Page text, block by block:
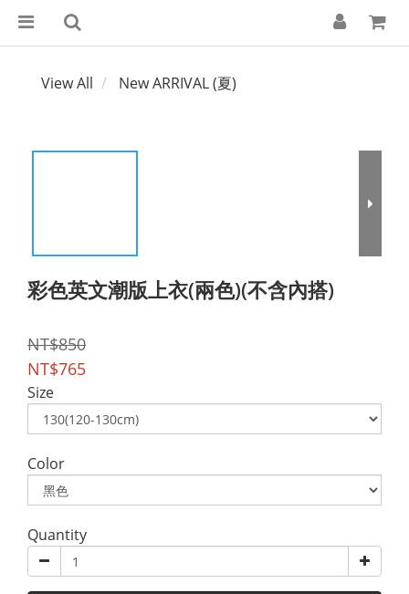
View All New ARRIVAL (夏)
彩色英文潮版上衣(兩色)(不含內搭)
NT$850
NT$765
Size
Color
Quantity